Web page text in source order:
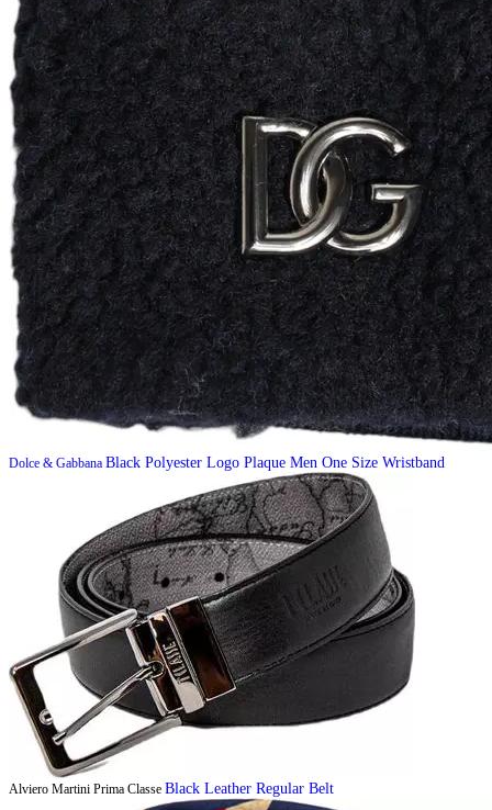
Dolce & Gabbana Black Polyester Logo Plaque Men One Size Wristband
Alviero Martini Prima Classe Black Leather Regular Belt